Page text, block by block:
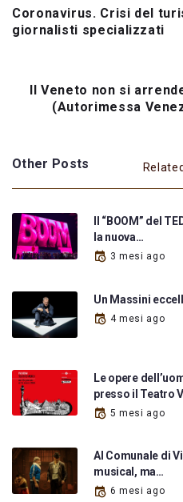
Coronavirus. Crisi del
giornalisti specializzati
Il Veneto non si
(Autorimessa
Other Posts
Il “BOOM” del
la nuova…
3 mesi ago
Un Massini
4 mesi ago
Le opere
presso il Teatro
5 mesi ago
Al Comunale di
musical, ma…
6 mesi ago